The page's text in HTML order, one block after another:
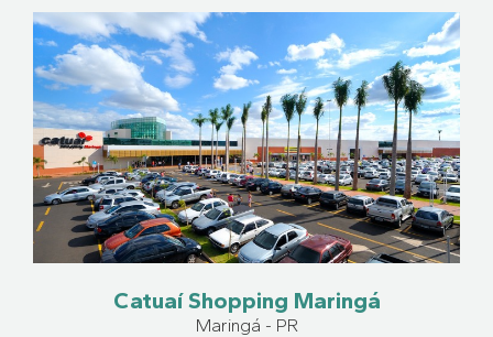
Catuaí Shopping Maringá
Maringá - PR